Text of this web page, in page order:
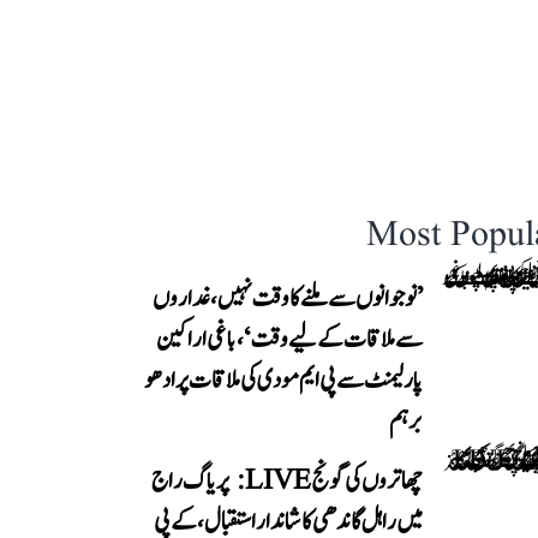
Most
’نوجوانوں سے ملنے کا وقت نہیں، غداروں
سے ملاقات کے لیے وقت‘، باغی اراکین
پارلیمنٹ سے پی ایم مودی کی ملاقات پر ادھو
برہم
چھاتروں کی گونج LIVE: پریاگ راج
میں راہل گاندھی کا شاندار استقبال، کے پی